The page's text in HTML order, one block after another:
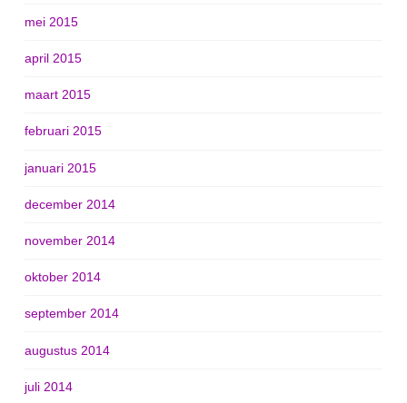
mei 2015
april 2015
maart 2015
februari 2015
januari 2015
december 2014
november 2014
oktober 2014
september 2014
augustus 2014
juli 2014